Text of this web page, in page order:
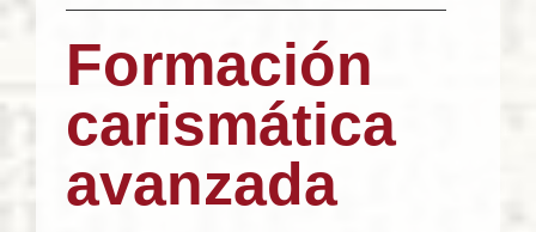
Formación
carismática
avanzada